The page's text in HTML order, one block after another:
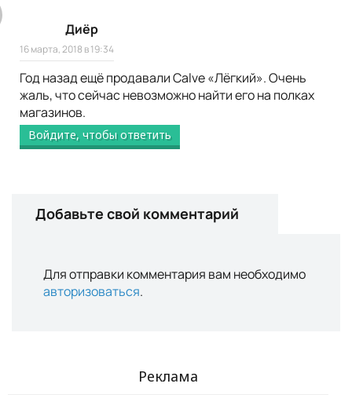
Диёр
16 марта, 2018 в 19:34
Год назад ещё продавали Calve «Лёгкий». Очень
жаль, что сейчас невозможно найти его на полках
магазинов.
Войдите, чтобы ответить
Добавьте свой комментарий
Для отправки комментария вам необходимо
авторизоваться.
Реклама